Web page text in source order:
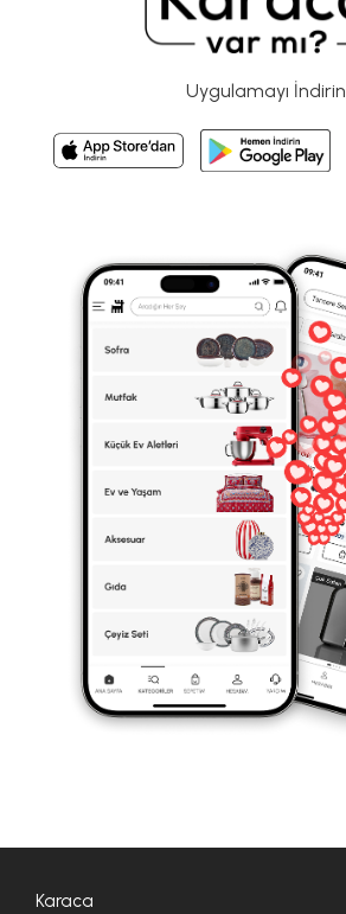
Uygulamayı İndirin
Karaca